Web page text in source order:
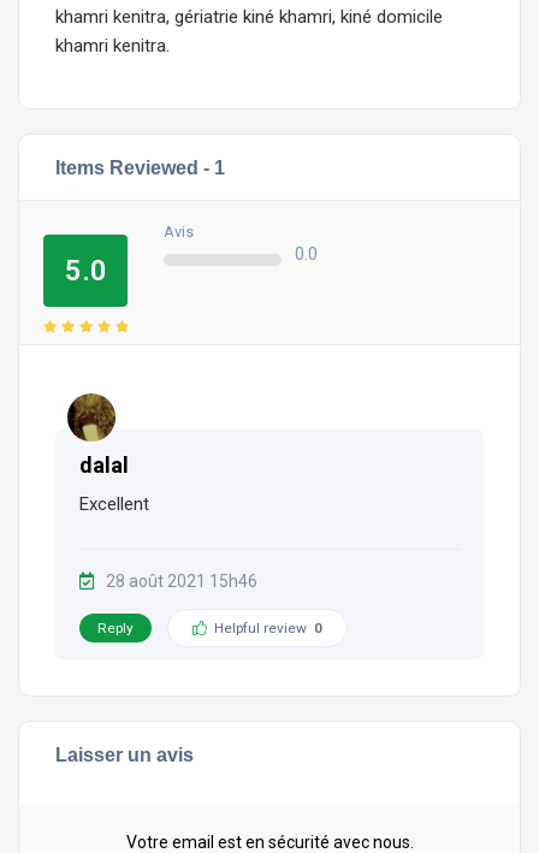
khamri kenitra, gériatrie kiné khamri, kiné domicile
khamri kenitra.
Items Reviewed - 1
5.0
Avis
0.0
dalal
Excellent
28 août 2021 15h46
Reply Helpful review 0
Laisser un avis
Votre email est en sécurité avec nous.